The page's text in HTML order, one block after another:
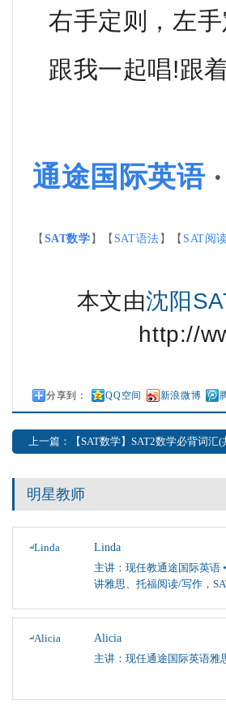
右手定则，左手
跟我一起唱!跟
通途国际英语·
【 SAT数学 】【 SAT语法 】【 SAT阅
本文由沈阳
http://
分享到： QQ空间 新浪微博
上一篇：【SAT数学】SAT2数学必背词汇(
明星教师
Linda
主讲：现任教通途国际英语
讲雅思、托福阅读/写作，
Alicia
主讲：现任通途国际英语雅